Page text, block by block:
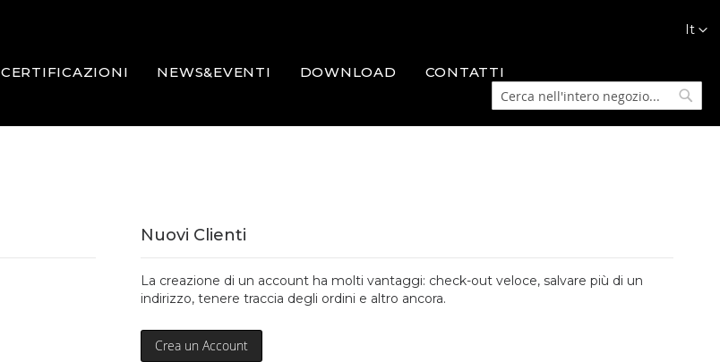
Lingua
It
CERTIFICAZIONI NEWS&EVENTI DOWNLOAD CONTATTI
Cerca
Nuovi Clienti
La creazione di un account ha molti vantaggi: check-out veloce, salvare più di un
indirizzo, tenere traccia degli ordini e altro ancora.
Crea un Account